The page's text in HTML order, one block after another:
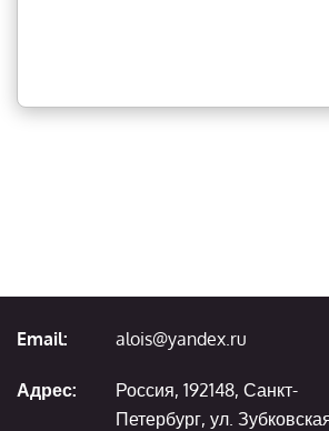
Email: alois@yandex.ru
Адрес:
Россия, 192148, Санкт-
Петербург, ул.